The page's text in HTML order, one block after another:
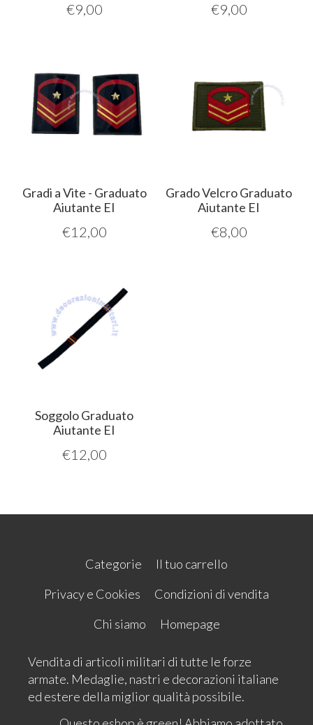
€9,00 €9,00
Gradi a Vite - Graduato
Aiutante EI
€12,00
Grado Velcro Graduato
Aiutante EI
€8,00
Soggolo Graduato
Aiutante EI
€12,00
Categorie
Il tuo carrello
Privacy e Cookies
Condizioni di vendita
Chi siamo
Homepage
Vendita di articoli militari di tutte le forze
armate. Medaglie, nastri e decorazioni italiane
ed estere della miglior qualità possibile.